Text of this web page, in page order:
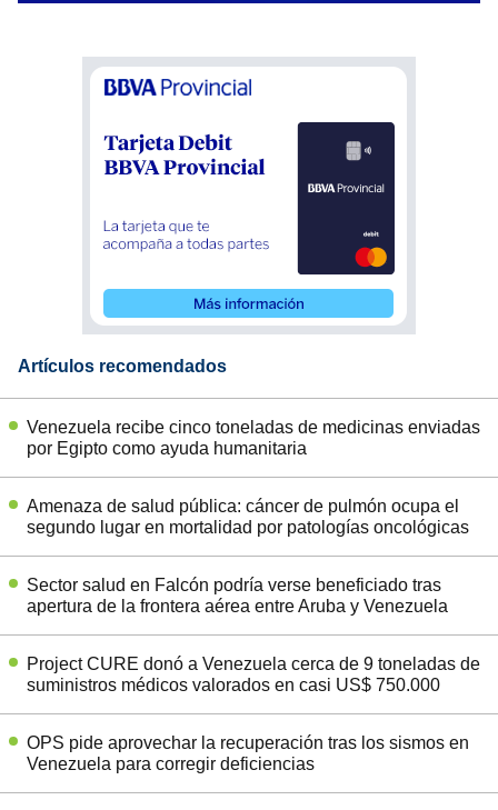
Artículos recomendados
Venezuela recibe cinco toneladas de medicinas enviadas
por Egipto como ayuda humanitaria
Amenaza de salud pública: cáncer de pulmón ocupa el
segundo lugar en mortalidad por patologías oncológicas
Sector salud en Falcón podría verse beneficiado tras
apertura de la frontera aérea entre Aruba y Venezuela
Project CURE donó a Venezuela cerca de 9 toneladas de
suministros médicos valorados en casi US$ 750.000
OPS pide aprovechar la recuperación tras los sismos en
Venezuela para corregir deficiencias